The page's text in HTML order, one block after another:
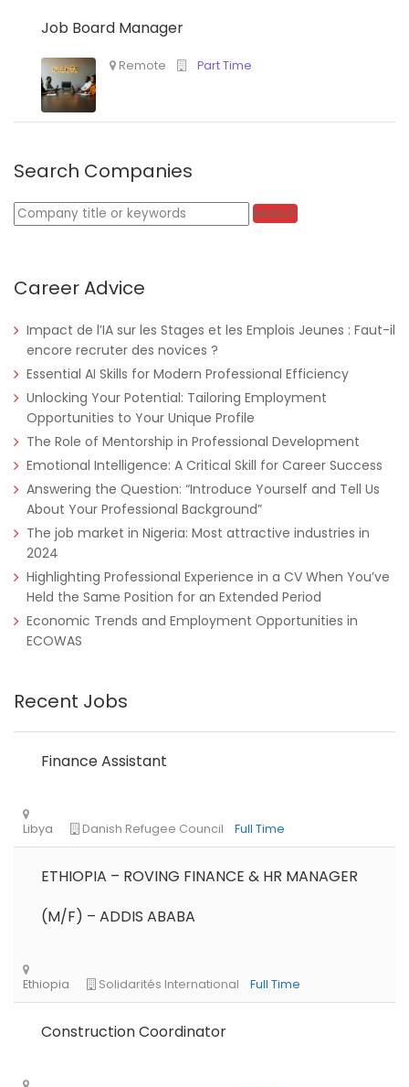
Nigeria Africa Label Group Consultancy
Tanzania Educate!
Job Board Manager
Remote Part Time
Search Companies
Keywords Search
Career Advice
Impact de l’IA sur les Stages et les Emplois Jeunes : Faut-il
encore recruter des novices ?
Essential AI Skills for Modern Professional Efficiency
Unlocking Your Potential: Tailoring Employment
Opportunities to Your Unique Profile
The Role of Mentorship in Professional Development
Emotional Intelligence: A Critical Skill for Career Success
Answering the Question: “Introduce Yourself and Tell Us
About Your Professional Background”
The job market in Nigeria: Most attractive industries in
2024
Highlighting Professional Experience in a CV When You’ve
Held the Same Position for an Extended Period
Economic Trends and Employment Opportunities in
ECOWAS
Recent Jobs
Finance Assistant
ETHIOPIA – ROVING FINANCE & HR MANAGER
(M/F) – ADDIS ABABA
Construction Coordinator